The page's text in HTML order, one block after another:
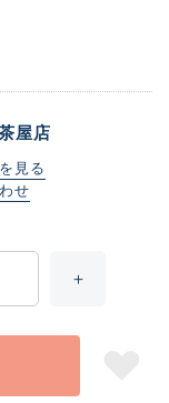
屋店
見る
せ